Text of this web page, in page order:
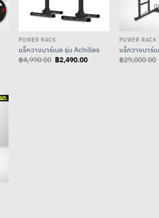
POWER RACK
แร็ควางบาร์เบล รุ่น Achilles
฿4,990.00 Original
price
฿2,490.00Current
POWER RACK
แร็ควางบาร์
฿29,000.00